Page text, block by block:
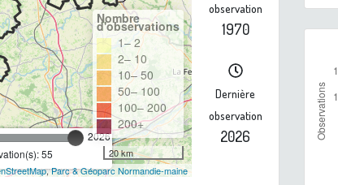
2026
55
Nombre
d'observations
1– 2
2– 10
10– 50
50– 100
100– 200
200+
20 km
,Parc & Géoparc Normandie-maine
observation
1970
Dernière
observation
2026